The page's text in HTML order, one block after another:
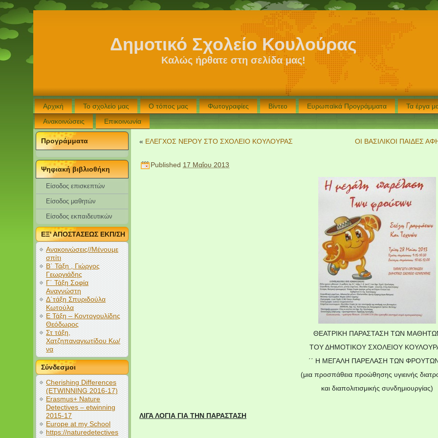
Δημοτικό Σχολείο Κουλούρας
Καλώς ήρθατε στη σελίδα μας!
Αρχική Το σχολείο μας Ο τόπος μας Φωτογραφίες Βίντεο Ευρωπαϊκά Προγράμματα Τα έργα
Ανακοινώσεις
Επικοινωνία
Προγράμματα
Ψηφιακή βιβλιοθήκη
Είσοδος επισκεπτών
Eίσοδος μαθητών
Είσοδος εκπαιδευτικών
ΕΞ' ΑΠΟΣΤΑΣΕΩΣ ΕΚΠ/ΣΗ
Ανακοινώσεις//Μένουμε
σπίτι
Β΄ Τάξη , Γιώργος
Γεωργιάδης
Γ΄ Τάξη Σοφία
Αναγνώστη
Δ΄τάξη Σπυριδούλα
Κωτούλα
Ε Τάξη – Κοντογουλίδης
Θεόδωρος
Στ τάξη,
Χατζηπαναγιωτίδου Κω/
να
Σύνδεσμοι
Cherishing Differences
(ETWINNING 2016-17)
Erasmus+ Nature
Detectives – etwinning
2015-17
Europe at my School
https://naturedetectives
« ΕΛΕΓΧΟΣ ΝΕΡΟΥ ΣΤΟ ΣΧΟΛΕΙΟ ΚΟΥΛΟΥΡΑΣ ΟΙ ΒΑΣΙΛΙΚΟΙ ΠΑΙΔΕΣ
Published 17 Μαΐου 2013
ΘΕΑΤΡΙΚΗ ΠΑΡΑΣΤΑΣΗ ΤΩΝ
ΤΟΥ ΔΗΜΟΤΙΚΟΥ ΣΧΟΛΕΙΟΥ
΄΄ Η ΜΕΓΑΛΗ ΠΑΡΕΛΑΣΗ ΤΩΝ ΦΡΟΥΤΩΝ
(μια προσπάθεια προώθησης υγιεινής
και διαπολιτισμικής συνδημιουργίας)
ΛΙΓΑ ΛΟΓΙΑ ΓΙΑ ΤΗΝ ΠΑΡΑΣΤΑΣΗ